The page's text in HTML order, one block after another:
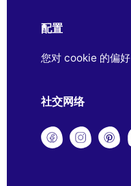
配置
您对 cookie 的偏好
社交网络